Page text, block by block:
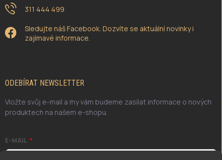
311 444 499
Sledujte náš Facebook. Dozvíte se aktuální novinky i
zajímavé informace.
ODEBÍRAT NEWSLETTER
Vložte svůj e-mail a my vám budeme zasílat informace o nových
produktech na našem e-shopu.
E-MAIL